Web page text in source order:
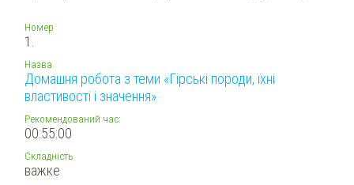
Номер
1.
Назва
Домашня робота з теми «Гірські породи, їхні
властивості і значення»
Рекомендований час:
00:55:00
Складність
важке